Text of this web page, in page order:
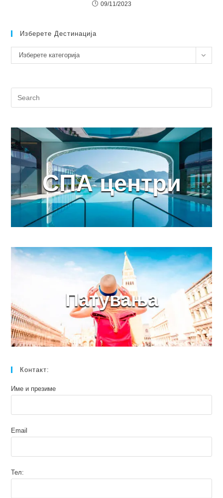
09/11/2023
Изберете Дестинација
Изберете
дестинација
Изберете категорија
СПА центри
Патувања
Контакт:
Име и презиме
Email
Тел: